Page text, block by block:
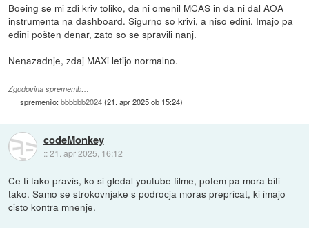
Boeing se mi zdi kriv toliko, da ni omenil MCAS in da ni dal AOA
instrumenta na dashboard. Sigurno so krivi, a niso edini. Imajo pa
edini pošten denar, zato so se spravili nanj.
Nenazadnje, zdaj MAXi letijo normalno.
Zgodovina sprememb…
spremenilo:bbbbbb2024(21. apr 2025 ob 15:24)
codeMonkey
::21. apr 2025, 16:12
Ce ti tako pravis, ko si gledal youtube filme, potem pa mora biti
tako. Samo se strokovnjake s podrocja moras prepricat, ki imajo
cisto kontra mnenje.